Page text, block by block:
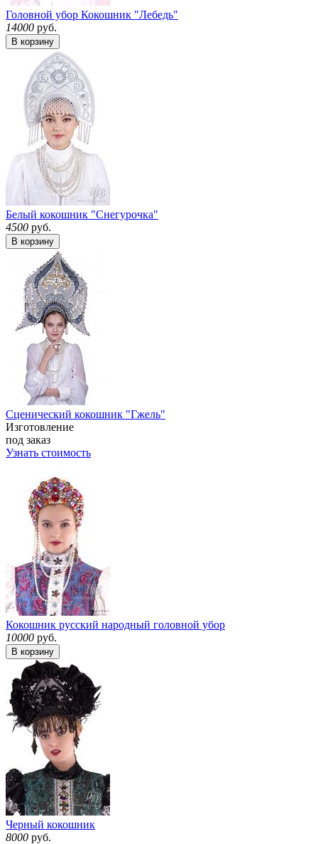
Головной убор Кокошник "Лебедь"
14000 руб.
В корзину
Белый кокошник "Снегурочка"
4500 руб.
В корзину
Сценический кокошник "Гжель"
Изготовление
под заказ
Узнать стоимость
Кокошник русский народный головной убор
10000 руб.
В корзину
Черный кокошник
8000 руб.